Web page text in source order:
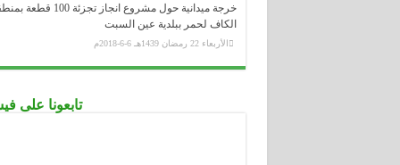
خرجة ميدانية حول مشروع انجاز تجزئة 100
الكاف لحمر ببلدية عين السبت
الأربعاء 22 رمضان 1439هـ 6-6-2018م
تابعونا على